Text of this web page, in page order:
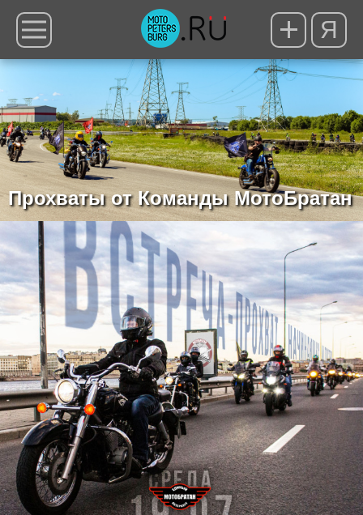
Я
Прохваты от Команды МотоБратан